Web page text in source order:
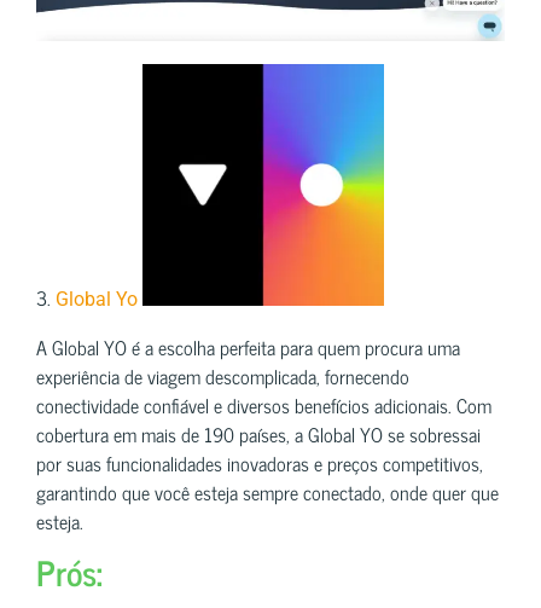
3. Global Yo
A Global YO é a escolha perfeita para quem procura uma
experiência de viagem descomplicada, fornecendo
conectividade confiável e diversos benefícios adicionais. Com
cobertura em mais de 190 países, a Global YO se sobressai
por suas funcionalidades inovadoras e preços competitivos,
garantindo que você esteja sempre conectado, onde quer que
esteja.
Prós: